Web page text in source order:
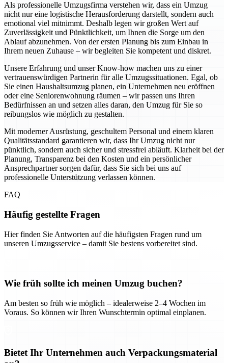
Als professionelle Umzugsfirma verstehen wir, dass ein Umzug
nicht nur eine logistische Herausforderung darstellt, sondern auch
emotional viel mitnimmt. Deshalb legen wir großen Wert auf
Zuverlässigkeit und Pünktlichkeit, um Ihnen die Sorge um den
Ablauf abzunehmen. Von der ersten Planung bis zum Einbau in
Ihrem neuen Zuhause – wir begleiten Sie kompetent und diskret.
Unsere Erfahrung und unser Know-how machen uns zu einer
vertrauenswürdigen Partnerin für alle Umzugssituationen. Egal, ob
Sie einen Haushaltsumzug planen, ein Unternehmen neu eröffnen
oder eine Seniorenwohnung räumen – wir passen uns Ihren
Bedürfnissen an und setzen alles daran, den Umzug für Sie so
reibungslos wie möglich zu gestalten.
Mit moderner Ausrüstung, geschultem Personal und einem klaren
Qualitätsstandard garantieren wir, dass Ihr Umzug nicht nur
pünktlich, sondern auch sicher und stressfrei abläuft. Klarheit bei der
Planung, Transparenz bei den Kosten und ein persönlicher
Ansprechpartner sorgen dafür, dass Sie sich bei uns auf
professionelle Unterstützung verlassen können.
FAQ
Häufig gestellte Fragen
Hier finden Sie Antworten auf die häufigsten Fragen rund um
unseren Umzugsservice – damit Sie bestens vorbereitet sind.
Wie früh sollte ich meinen Umzug buchen?
Am besten so früh wie möglich – idealerweise 2–4 Wochen im
Voraus. So können wir Ihren Wunschtermin optimal einplanen.
Bietet Ihr Unternehmen auch Verpackungsmaterial